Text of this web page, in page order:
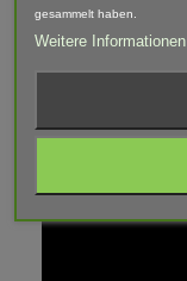
gesammelt haben.
Weitere Informationen